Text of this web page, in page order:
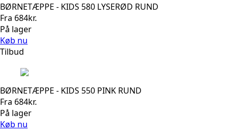
BØRNETÆPPE - KIDS 580 LYSERØD RUND
Fra 684kr.
På lager
Køb nu
Tilbud
BØRNETÆPPE - KIDS 550 PINK RUND
Fra 684kr.
På lager
Køb nu